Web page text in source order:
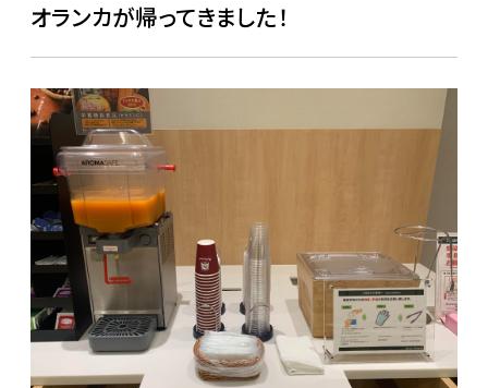
オランカが帰ってきました！